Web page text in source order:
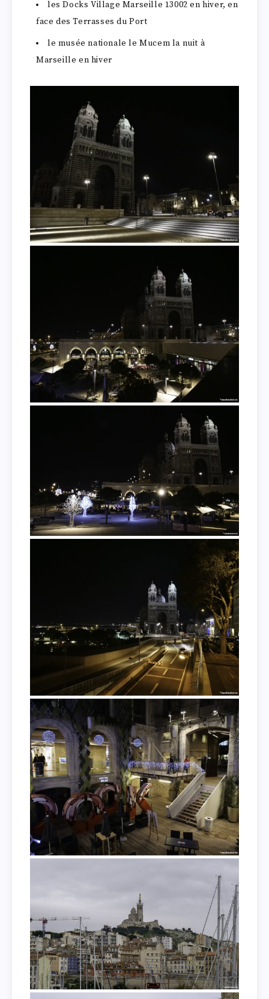
les Docks Village Marseille 13002 en hiver, en
face des Terrasses du Port
le musée nationale le Mucem la nuit à
Marseille en hiver